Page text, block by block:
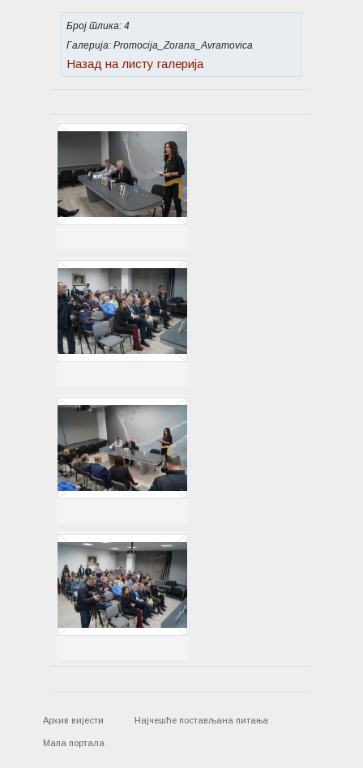
Број слика: 4
Галерија: Promocija_Zorana_Avramovica
Назад на листу галерија
Архив вијести Најчешће постављана питања
Мапа портала